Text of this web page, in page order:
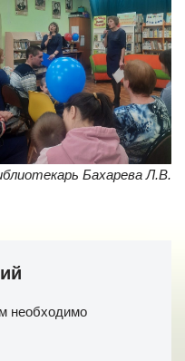
Бахарева Л.В.
необходимо